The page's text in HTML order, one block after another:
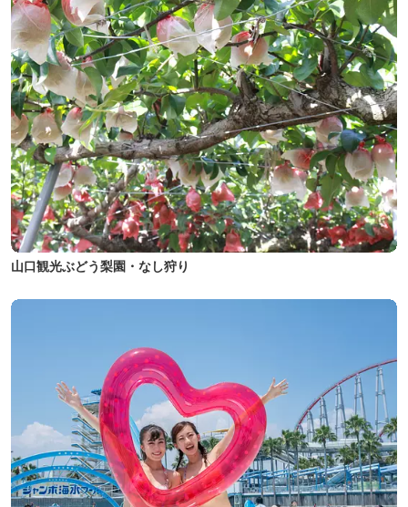
山口観光ぶどう梨園・なし狩り